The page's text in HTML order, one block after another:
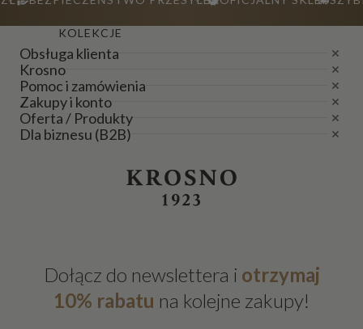
KOLEKCJE
Obsługa klienta
Krosno
Pomoc i zamówienia
Zakupy i konto
Oferta / Produkty
Dla biznesu (B2B)
Dołącz do newslettera i otrzymaj
10% rabatu na kolejne zakupy!